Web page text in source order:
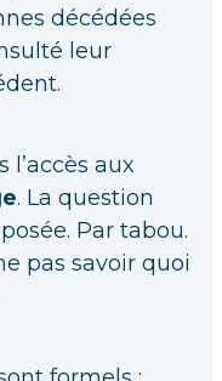
décédées
leur
l’accès aux
. La question
Par tabou.
pas savoir quoi